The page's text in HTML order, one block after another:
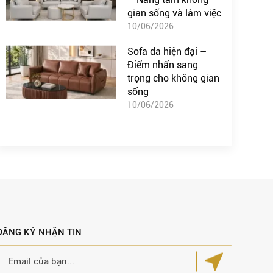
gian sống và làm việc
10/06/2026
Sofa da hiện đại –
Điểm nhấn sang
trọng cho không gian
sống
10/06/2026
KÝ NHẬN TIN